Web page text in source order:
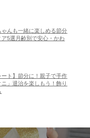
ゃんも一緒に楽しめる節分
5選月齢別で安心・かわ
ート】節分に！親子で手作
ニ」退治を楽しもう！飾り